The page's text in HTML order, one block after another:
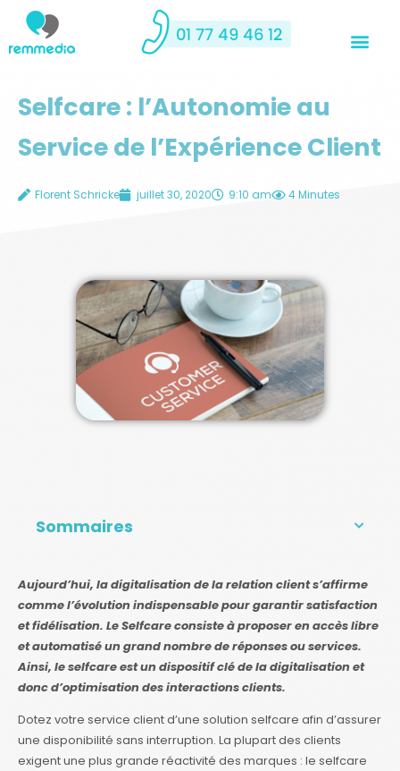
Selfcare : l’Autonomie au
Service de l’Expérience Client
Florent Schricke juillet 30, 2020 9:10 am 4 Minutes
Sommaires
Aujourd’hui, la digitalisation de la relation client s’affirme
comme l’évolution indispensable pour garantir satisfaction
et fidélisation. Le Selfcare consiste à proposer en accès libre
et automatisé un grand nombre de réponses ou services.
Ainsi, le selfcare est un dispositif clé de la digitalisation et
donc d’optimisation des interactions clients.
Dotez votre service client d’une solution selfcare afin d’assurer
une disponibilité sans interruption. La plupart des clients
exigent une plus grande réactivité des marques : le selfcare